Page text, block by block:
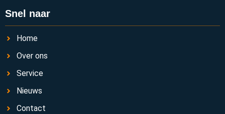
Snel naar
Home
Over ons
Service
Nieuws
Contact